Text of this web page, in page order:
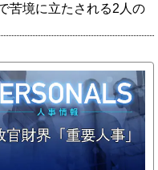
苦境に立たされる2人の